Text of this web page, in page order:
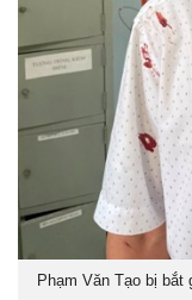
Phạm Văn Tạo bị bắt